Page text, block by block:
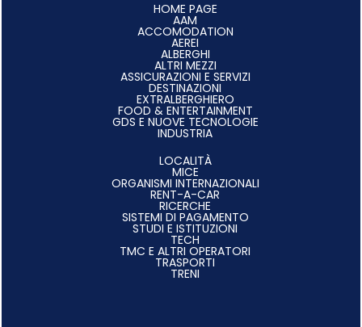
HOME PAGE
AAM
ACCOMODATION
AEREI
ALBERGHI
ALTRI MEZZI
ASSICURAZIONI E SERVIZI
DESTINAZIONI
EXTRALBERGHIERO
FOOD & ENTERTAINMENT
GDS E NUOVE TECNOLOGIE
INDUSTRIA
LOCALITÀ
MICE
ORGANISMI INTERNAZIONALI
RENT-A-CAR
RICERCHE
SISTEMI DI PAGAMENTO
STUDI E ISTITUZIONI
TECH
TMC E ALTRI OPERATORI
TRASPORTI
TRENI